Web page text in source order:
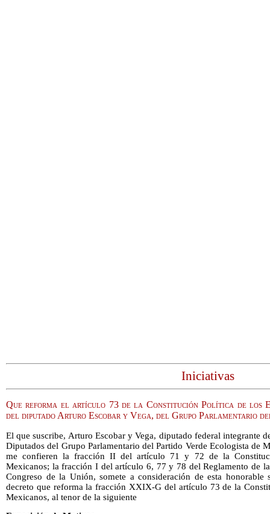
Iniciativas
Que reforma el artículo 73 de la Constitución Política de los
del diputado Arturo Escobar y Vega, del Grupo Parlamentario
El que suscribe, Arturo Escobar y Vega, diputado federal integrante
Diputados del Grupo Parlamentario del Partido Verde Ecologista de
me confieren la fracción II del artículo 71 y 72 de la
Mexicanos; la fracción I del artículo 6, 77 y 78 del Reglamento de
Congreso de la Unión, somete a consideración de esta
decreto que reforma la fracción XXIX-G del artículo 73 de la
Mexicanos, al tenor de la siguiente